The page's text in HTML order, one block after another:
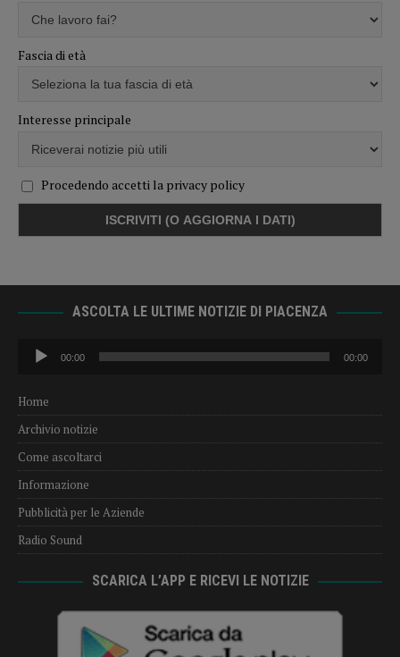
Fascia di età
Interesse principale
Procedendo accetti la privacy policy
ASCOLTA LE ULTIME NOTIZIE DI PIACENZA
Audio
Player
00:00 00:00
Home
Archivio notizie
Come ascoltarci
Informazione
Pubblicità per le Aziende
Radio Sound
SCARICA L’APP E RICEVI LE NOTIZIE